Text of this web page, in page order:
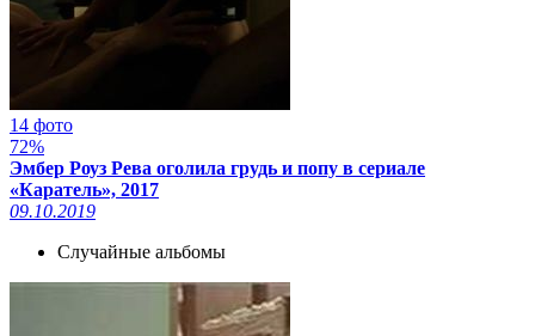
14 фото
72%
Эмбер Роуз Рева оголила грудь и попу в сериале
«Каратель», 2017
09.10.2019
Случайные альбомы